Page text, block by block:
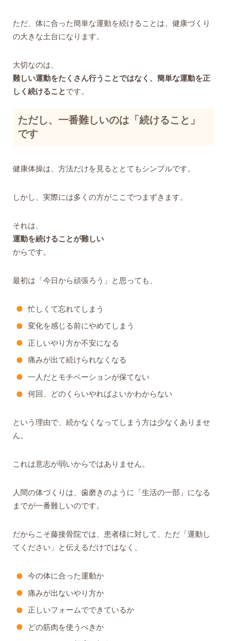
ただ、体に合った簡単な運動を続けることは、健康づくり
の大きな土台になります。
大切なのは、
難しい運動をたくさん行うことではなく、簡単な運動を正
しく続けることです。
ただし、一番難しいのは「続けること」
です
健康体操は、方法だけを見るととてもシンプルです。
しかし、実際には多くの方がここでつまずきます。
それは、
運動を続けることが難しい
からです。
最初は「今日から頑張ろう」と思っても、
忙しくて忘れてしまう
変化を感じる前にやめてしまう
正しいやり方か不安になる
痛みが出て続けられなくなる
一人だとモチベーションが保てない
何回、どのくらいやればよいかわからない
という理由で、続かなくなってしまう方は少なくありませ
ん。
これは意志が弱いからではありません。
人間の体づくりは、歯磨きのように「生活の一部」になる
までが一番難しいのです。
だからこそ藤接骨院では、患者様に対して、ただ「運動し
てください」と伝えるだけではなく、
今の体に合った運動か
痛みが出ないやり方か
正しいフォームでできているか
どの筋肉を使うべきか